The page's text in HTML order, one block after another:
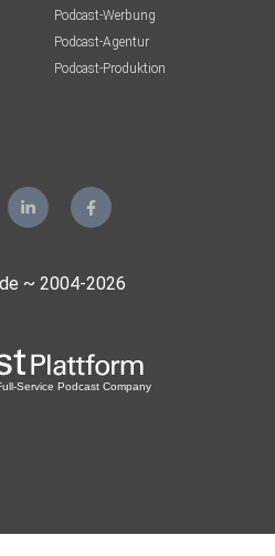
Podcast-Werbung
Podcast-Agentur
Podcast-Produktion
~ 2004-2026